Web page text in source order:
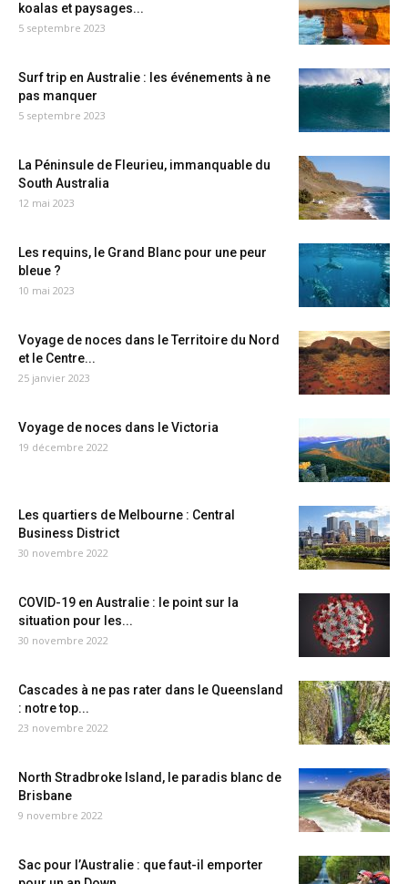
koalas et paysages...
5 septembre 2023
Surf trip en Australie : les événements à ne
pas manquer
5 septembre 2023
La Péninsule de Fleurieu, immanquable du
South Australia
12 mai 2023
Les requins, le Grand Blanc pour une peur
bleue ?
10 mai 2023
Voyage de noces dans le Territoire du Nord
et le Centre...
25 janvier 2023
Voyage de noces dans le Victoria
19 décembre 2022
Les quartiers de Melbourne : Central
Business District
30 novembre 2022
COVID-19 en Australie : le point sur la
situation pour les...
30 novembre 2022
Cascades à ne pas rater dans le Queensland
: notre top...
23 novembre 2022
North Stradbroke Island, le paradis blanc de
Brisbane
9 novembre 2022
Sac pour l’Australie : que faut-il emporter